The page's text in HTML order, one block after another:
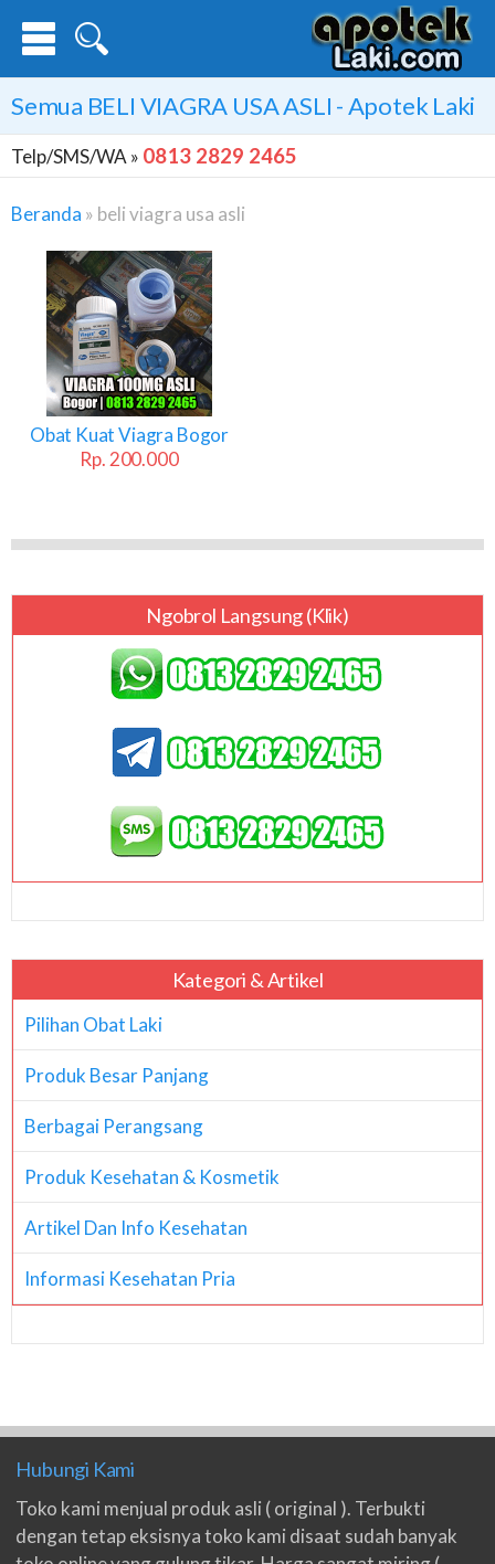
Semua BELI VIAGRA USA ASLI - Apotek Laki
Telp/SMS/WA » 0813 2829 2465
Beranda » beli viagra usa asli
Beli
Viagra
Usa
Asli
Obat Kuat Viagra Bogor
Rp. 200.000
Ngobrol Langsung (klik)
Kategori & Artikel
Pilihan Obat Laki
Produk Besar Panjang
Berbagai Perangsang
Produk Kesehatan & Kosmetik
Artikel Dan Info Kesehatan
Informasi Kesehatan Pria
Hubungi Kami
Toko kami menjual produk asli ( original ). Terbukti
dengan tetap eksisnya toko kami disaat sudah banyak